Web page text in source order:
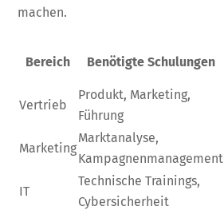
machen.
Bereich Benötigte Schulungen
Vertrieb
Produkt, Marketing,
Führung
Marketing
Marktanalyse,
Kampagnenmanagement
IT
Technische Trainings,
Cybersicherheit